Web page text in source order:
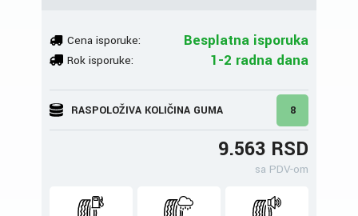
Cena isporuke: Besplatna isporuka
Rok isporuke: 1-2 radna dana
RASPOLOŽIVA KOLIČINA GUMA 8
9.563 RSD
sa PDV-om